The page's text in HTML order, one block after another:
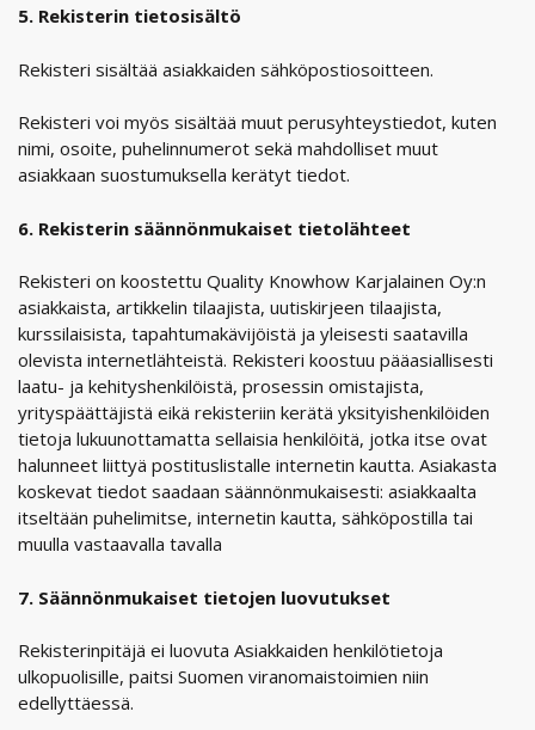
5. Rekisterin tietosisältö
Rekisteri sisältää asiakkaiden sähköpostiosoitteen.
Rekisteri voi myös sisältää muut perusyhteystiedot, kuten
nimi, osoite, puhelinnumerot sekä mahdolliset muut
asiakkaan suostumuksella kerätyt tiedot.
6. Rekisterin säännönmukaiset tietolähteet
Rekisteri on koostettu Quality Knowhow Karjalainen Oy:n
asiakkaista, artikkelin tilaajista, uutiskirjeen tilaajista,
kurssilaisista, tapahtumakävijöistä ja yleisesti saatavilla
olevista internetlähteistä. Rekisteri koostuu pääasiallisesti
laatu- ja kehityshenkilöistä, prosessin omistajista,
yrityspäättäjistä eikä rekisteriin kerätä yksityishenkilöiden
tietoja lukuunottamatta sellaisia henkilöitä, jotka itse ovat
halunneet liittyä postituslistalle internetin kautta. Asiakasta
koskevat tiedot saadaan säännönmukaisesti: asiakkaalta
itseltään puhelimitse, internetin kautta, sähköpostilla tai
muulla vastaavalla tavalla
7. Säännönmukaiset tietojen luovutukset
Rekisterinpitäjä ei luovuta Asiakkaiden henkilötietoja
ulkopuolisille, paitsi Suomen viranomaistoimien niin
edellyttäessä.